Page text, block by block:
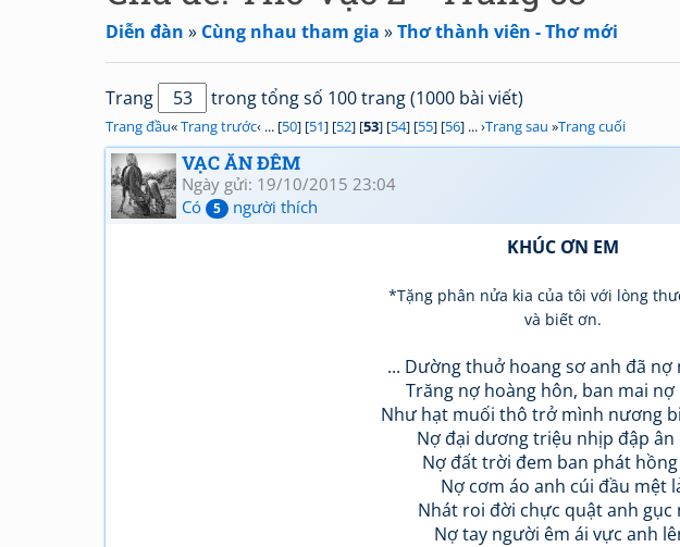
Diễn đàn » Cùng nhau tham gia »Thơ thành viên - Thơ mới
Trang trong tổng số 100 trang (1000 bài viết)
Trang đầu«Trang trước‹ ... [50] [51] [52] [53] [54] [55] [56] ... ›Trang sau »Trang cuối
VẠC ĂN ĐÊM
Ngày gửi: 19/10/2015 23:04
Có
5 người thích
KHÚC ƠN EM
*Tặng phân nửa kia của tôi với lòng
và biết ơn.
... Dường thuở hoang sơ anh đã nợ
Trăng nợ hoàng hôn, ban mai nợ
Như hạt muối thô trở mình nương
Nợ đại dương triệu nhịp đập ân
Nợ đất trời đem ban phát
Nợ cơm áo anh cúi đầu mệt
Nhát roi đời chực quật anh gục
Nợ tay người êm ái vực anh